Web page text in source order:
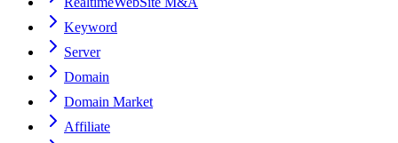
Keyword
Server
Domain
Domain Market
Affiliate